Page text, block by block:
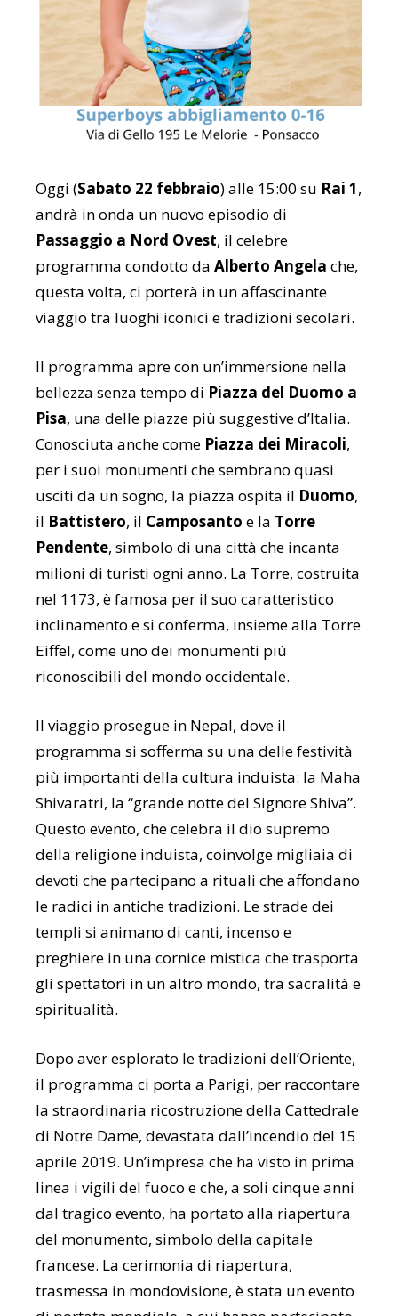
Oggi (Sabato 22 febbraio) alle 15:00 su Rai 1,
andrà in onda un nuovo episodio di
Passaggio a Nord Ovest, il celebre
programma condotto da Alberto Angela che,
questa volta, ci porterà in un affascinante
viaggio tra luoghi iconici e tradizioni secolari.
Il programma apre con un’immersione nella
bellezza senza tempo di Piazza del Duomo a
Pisa, una delle piazze più suggestive d’Italia.
Conosciuta anche come Piazza dei Miracoli,
per i suoi monumenti che sembrano quasi
usciti da un sogno, la piazza ospita il Duomo,
il Battistero, il Camposanto e la Torre
Pendente, simbolo di una città che incanta
milioni di turisti ogni anno. La Torre, costruita
nel 1173, è famosa per il suo caratteristico
inclinamento e si conferma, insieme alla Torre
Eiffel, come uno dei monumenti più
riconoscibili del mondo occidentale.
Il viaggio prosegue in Nepal, dove il
programma si sofferma su una delle festività
più importanti della cultura induista: la Maha
Shivaratri, la “grande notte del Signore Shiva”.
Questo evento, che celebra il dio supremo
della religione induista, coinvolge migliaia di
devoti che partecipano a rituali che affondano
le radici in antiche tradizioni. Le strade dei
templi si animano di canti, incenso e
preghiere in una cornice mistica che trasporta
gli spettatori in un altro mondo, tra sacralità e
spiritualità.
Dopo aver esplorato le tradizioni dell’Oriente,
il programma ci porta a Parigi, per raccontare
la straordinaria ricostruzione della Cattedrale
di Notre Dame, devastata dall’incendio del 15
aprile 2019. Un’impresa che ha visto in prima
linea i vigili del fuoco e che, a soli cinque anni
dal tragico evento, ha portato alla riapertura
del monumento, simbolo della capitale
francese. La cerimonia di riapertura,
trasmessa in mondovisione, è stata un evento